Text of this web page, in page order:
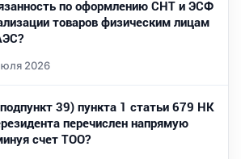
по оформлению СНТ и ЭСФ
товаров физическим лицам
2026
39) пункта 1 статьи 679 НК
перечислен напрямую
счет ТОО?